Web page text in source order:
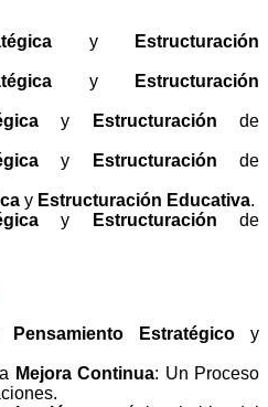
y
Estructuración
y
Estructuración
y Estructuración de
y Estructuración de
y Estructuración Educativa.
y Estructuración de
Pensamiento Estratégicoy
Mejora Continua: Un Proceso